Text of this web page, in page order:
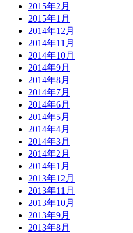
2015年2月
2015年1月
2014年12月
2014年11月
2014年10月
2014年9月
2014年8月
2014年7月
2014年6月
2014年5月
2014年4月
2014年3月
2014年2月
2014年1月
2013年12月
2013年11月
2013年10月
2013年9月
2013年8月